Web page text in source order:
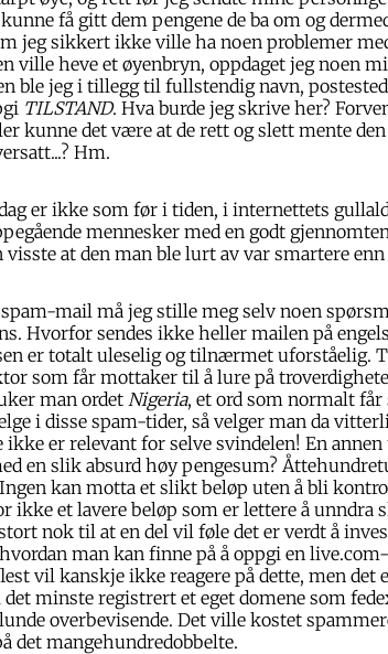
få gitt dem pengene de ba om og
jeg sikkert ikke ville ha noen problemer
ville heve et øyenbryn, oppdaget jeg noen
ble jeg i tillegg til fullstendig navn,
TILSTAND. Hva burde jeg skrive her?
kunne det være at de rett og slett mente
Hm.
er ikke som før i tiden, i internettets
mennesker med en godt
at den man ble lurt av var smartere enn
mail må jeg stille meg selv noen
Hvorfor sendes ikke heller mailen på
er totalt uleselig og tilnærmet uforståelig.
som får mottaker til å lure på
man ordet Nigeria, et ord som normalt
i disse spam-tider, så velger man da
ikke er relevant for selve svindelen! En
en slik absurd høy pengesum?
kan motta et slikt beløp uten å bli
ikke et lavere beløp som er lettere å unndra
nok til at en del vil føle det er verdt å
man kan finne på å oppgi en
vil kanskje ikke reagere på dette, men det
minste registrert et eget domene som
overbevisende. Det ville kostet
det mangehundredobbelte.